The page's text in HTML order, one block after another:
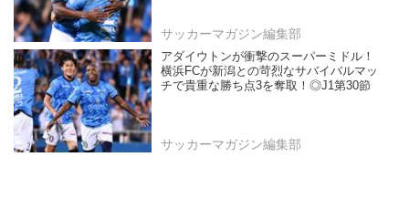
サッカーマガジン編集部
アダイウトンが衝撃のスーパーミドル！
横浜FCが新潟との苛烈なサバイバルマッ
チで貴重な勝ち点3を奪取！◎J1第30節
サッカーマガジン編集部